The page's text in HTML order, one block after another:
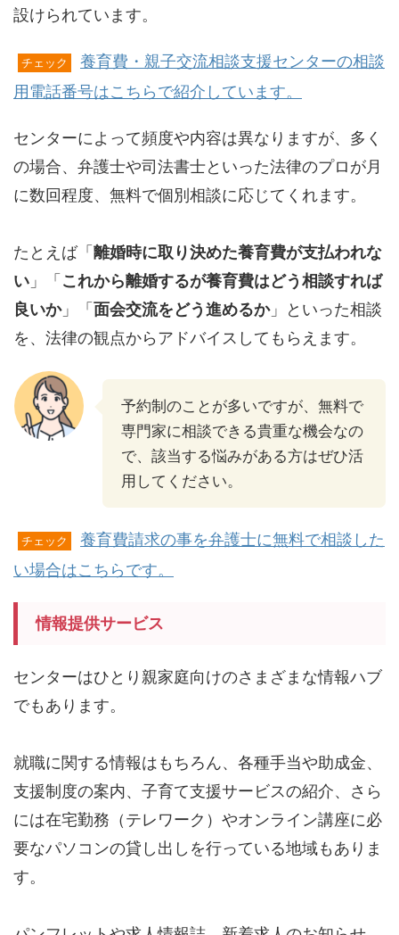
設けられています。
チェック
養育費・親子交流相談支援センターの相談
用電話番号はこちらで紹介しています。
センターによって頻度や内容は異なりますが、多く
の場合、弁護士や司法書士といった法律のプロが月
に数回程度、無料で個別相談に応じてくれます。
たとえば「 離婚時に取り決めた養育費が支払われな
い 」「 これから離婚するが養育費はどう相談すれば
良いか」「 面会交流をどう進めるか」といった相談
を、法律の観点からアドバイスしてもらえます。
予約制のことが多いですが、無料で
専門家に相談できる貴重な機会なの
で、該当する悩みがある方はぜひ活
用してください。
チェック
養育費請求の事を弁護士に無料で相談した
い場合はこちらです。
情報提供サービス
センターはひとり親家庭向けのさまざまな情報ハブ
でもあります。
就職に関する情報はもちろん、各種手当や助成金、
支援制度の案内、子育て支援サービスの紹介、さら
には在宅勤務（テレワーク）やオンライン講座に必
要なパソコンの貸し出しを行っている地域もありま
す。